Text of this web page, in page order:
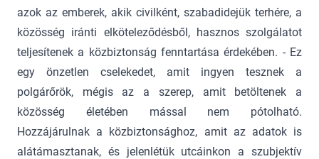
azok az emberek, akik civilként, szabadidejük terhére, a
közösség iránti elköteleződésből, hasznos szolgálatot
teljesítenek a közbiztonság fenntartása érdekében. - Ez
egy önzetlen cselekedet, amit ingyen tesznek a
polgárőrök, mégis az a szerep, amit betöltenek a
közösség életében mással nem pótolható.
Hozzájárulnak a közbiztonsághoz, amit az adatok is
alátámasztanak, és jelenlétük utcáinkon a szubjektív